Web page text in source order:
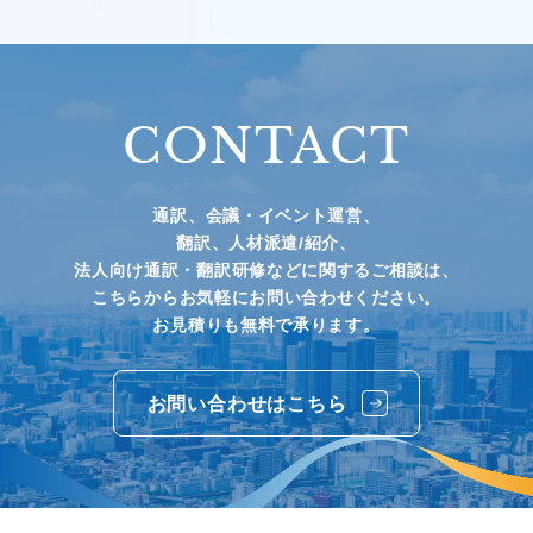
CONTACT
通訳、会議・イベント運営、
翻訳、人材派遣/紹介、
法人向け通訳・翻訳研修などに関するご相談は、
こちらからお気軽にお問い合わせください。
お見積りも無料で承ります。
お問い合わせはこちら